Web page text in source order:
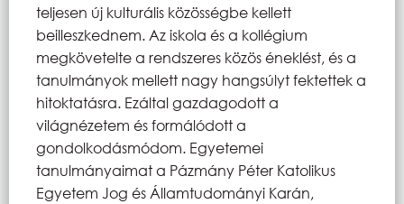
teljesen új kulturális közösségbe kellett
beilleszkednem. Az iskola és a kollégium
megkövetelte a rendszeres közös éneklést, és a
tanulmányok mellett nagy hangsúlyt fektettek a
hitoktatásra. Ezáltal gazdagodott a
világnézetem és formálódott a
gondolkodásmódom. Egyetemei
tanulmányaimat a Pázmány Péter Katolikus
Egyetem Jog és Államtudományi Karán,